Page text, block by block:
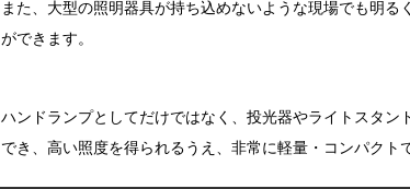
また、大型の照明器具が持ち込めないような現場でも明る
ができます。
ハンドランプとしてだけではなく、投光器やライトスタン
でき、高い照度を得られるうえ、非常に軽量・コンパクト